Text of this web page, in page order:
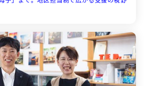
こと」から始まる。正解のない支援の難し
距離感」がここにある。未来の仲間へのメ